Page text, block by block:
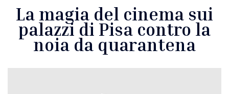
La magia del cinema sui
palazzi di Pisa contro la
noia da quarantena